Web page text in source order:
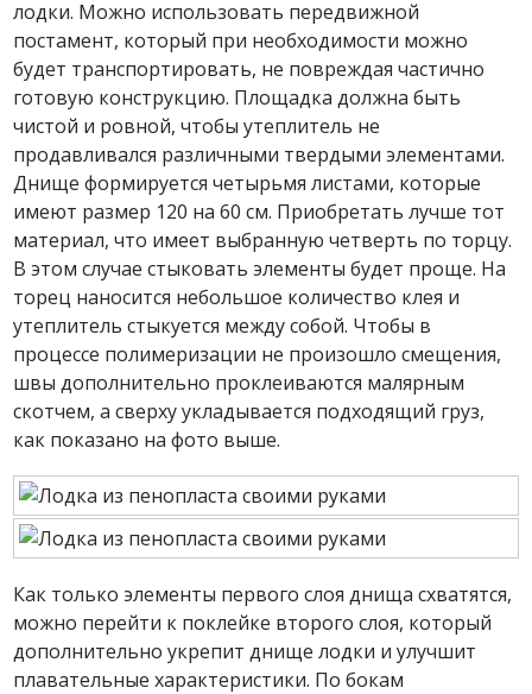
лодки. Можно использовать передвижной
постамент, который при необходимости можно
будет транспортировать, не повреждая частично
готовую конструкцию. Площадка должна быть
чистой и ровной, чтобы утеплитель не
продавливался различными твердыми элементами.
Днище формируется четырьмя листами, которые
имеют размер 120 на 60 см. Приобретать лучше тот
материал, что имеет выбранную четверть по торцу.
В этом случае стыковать элементы будет проще. На
торец наносится небольшое количество клея и
утеплитель стыкуется между собой. Чтобы в
процессе полимеризации не произошло смещения,
швы дополнительно проклеиваются малярным
скотчем, а сверху укладывается подходящий груз,
как показано на фото выше.
Как только элементы первого слоя днища схватятся,
можно перейти к поклейке второго слоя, который
дополнительно укрепит днище лодки и улучшит
плавательные характеристики. По бокам